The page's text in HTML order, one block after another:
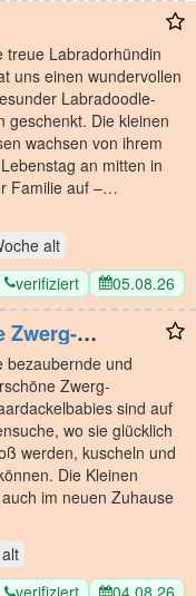
treue Labradorhündin
uns einen wundervollen
Labradoodle-
geschenkt. Die kleinen
wachsen von ihrem
an mitten in
Familie auf –…
alt
verifiziert 05.08.26
Zwerg-
bezaubernde und
Zwerg-
sind auf
wo sie glücklich
werden, kuscheln und
Die Kleinen
im neuen Zuhause
alt